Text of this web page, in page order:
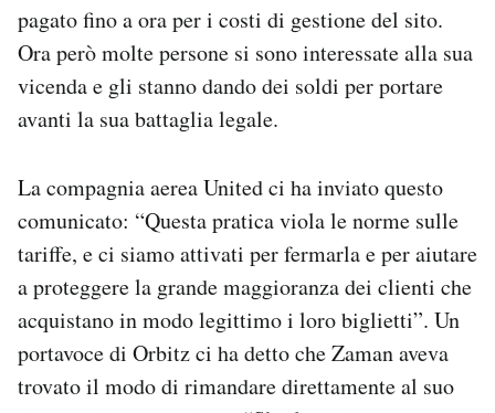
pagato fino a ora per i costi di gestione del sito.
Ora però molte persone si sono interessate alla sua
vicenda e gli stanno dando dei soldi per portare
avanti la sua battaglia legale.
La compagnia aerea United ci ha inviato questo
comunicato: “Questa pratica viola le norme sulle
tariffe, e ci siamo attivati per fermarla e per aiutare
a proteggere la grande maggioranza dei clienti che
acquistano in modo legittimo i loro biglietti”. Un
portavoce di Orbitz ci ha detto che Zaman aveva
trovato il modo di rimandare direttamente al suo